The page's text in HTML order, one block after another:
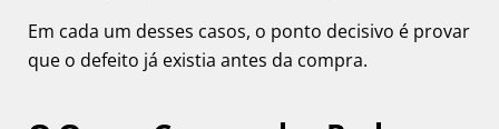
Em cada um desses casos, o ponto decisivo é provar
que o defeito já existia antes da compra.